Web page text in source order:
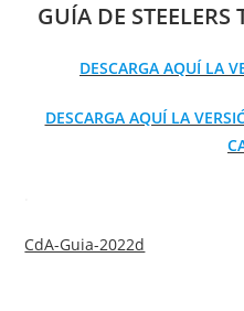
GUÍA DE
DESCARGA AQUÍ LA
DESCARGA AQUÍ LA
CdA-Guia-2022d